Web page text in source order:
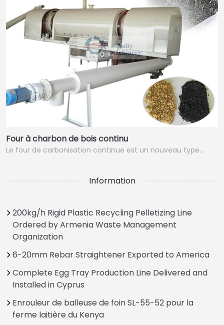
Four à charbon de bois continu
Le four de carbonisation continue est un nouveau type…
Information
200kg/h Rigid Plastic Recycling Pelletizing Line
Ordered by Armenia Waste Management
Organization
6-20mm Rebar Straightener Exported to America
Complete Egg Tray Production Line Delivered and
Installed in Cyprus
Enrouleur de balleuse de foin SL-55-52 pour la
ferme laitière du Kenya